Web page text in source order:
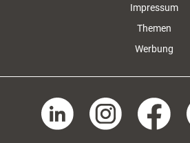
Impressum
Themen
Werbung